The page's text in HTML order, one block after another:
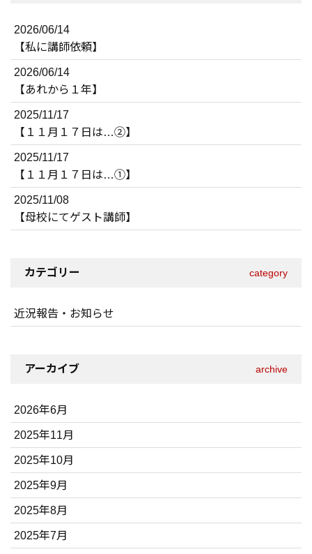
2026/06/14
【私に講師依頼】
2026/06/14
【あれから１年】
2025/11/17
【１１月１７日は…②】
2025/11/17
【１１月１７日は…①】
2025/11/08
【母校にてゲスト講師】
カテゴリー category
近況報告・お知らせ
アーカイブ archive
2026年6月
2025年11月
2025年10月
2025年9月
2025年8月
2025年7月